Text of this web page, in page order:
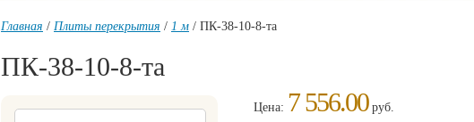
Главная / Плиты перекрытия / 1 м / ПК-38-10-8-та
ПК-38-10-8-та
Цена: 7 556.00руб.